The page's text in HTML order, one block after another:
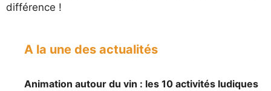
différence !
A la une des actualités
Animation autour du vin : les 10 activités ludiques